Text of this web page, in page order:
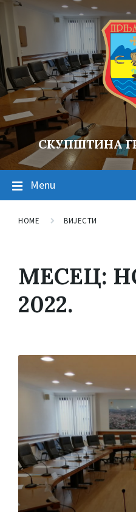
СКУПШТИНА
Menu
HOME ВИЈЕСТИ
МЕСЕЦ:
2022.
Read